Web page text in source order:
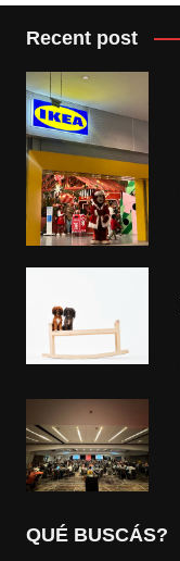
Recent post
QUÉ BUSCÁS?